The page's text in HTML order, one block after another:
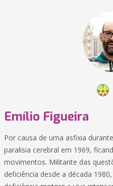
Emílio Figueira
Por causa de uma asfixia
paralisia cerebral em 1969,
movimentos. Militante das
deficiência desde a década